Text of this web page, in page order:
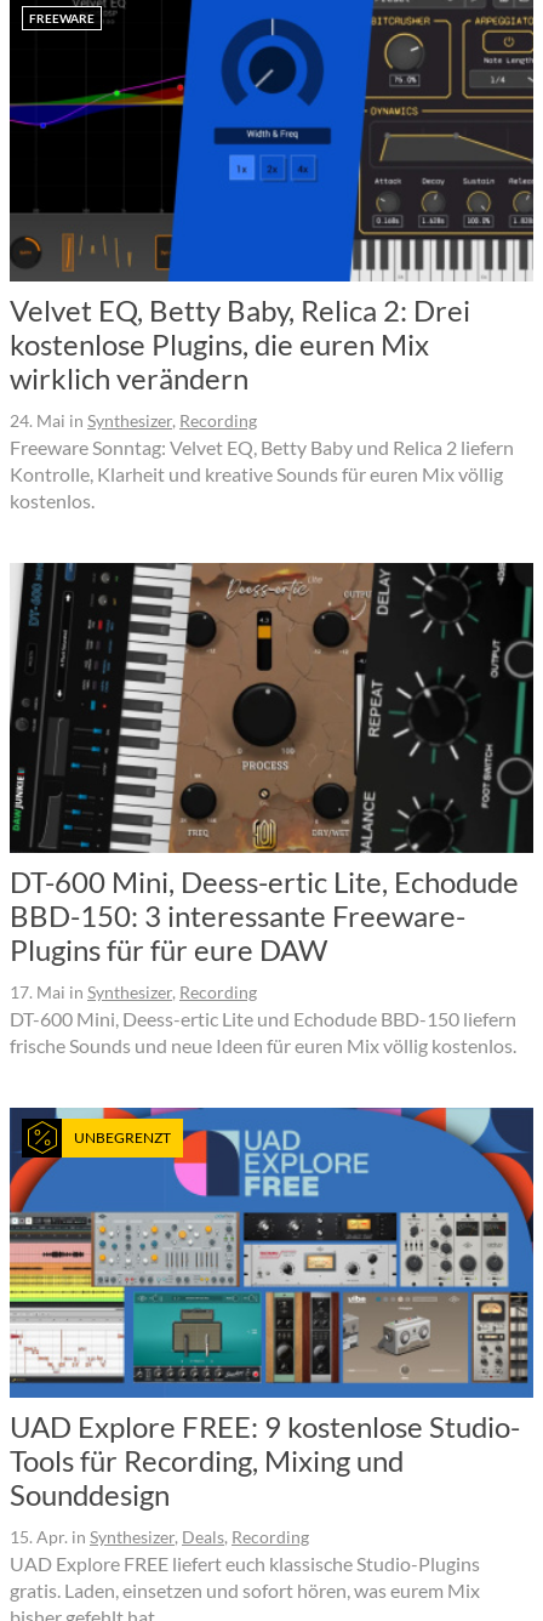
FREEWARE
Velvet EQ, Betty Baby, Relica 2: Drei
kostenlose Plugins, die euren Mix
wirklich verändern
24. Mai in Synthesizer, Recording
Freeware Sonntag: Velvet EQ, Betty Baby und Relica 2 liefern
Kontrolle, Klarheit und kreative Sounds für euren Mix völlig
kostenlos.
DT-600 Mini, Deess-ertic Lite, Echodude
BBD-150: 3 interessante Freeware-
Plugins für für eure DAW
17. Mai in Synthesizer, Recording
DT-600 Mini, Deess-ertic Lite und Echodude BBD-150 liefern
frische Sounds und neue Ideen für euren Mix völlig kostenlos.
UNBEGRENZT
UAD Explore FREE: 9 kostenlose Studio-
Tools für Recording, Mixing und
Sounddesign
15. Apr. in Synthesizer, Deals, Recording
UAD Explore FREE liefert euch klassische Studio-Plugins
gratis. Laden, einsetzen und sofort hören, was eurem Mix